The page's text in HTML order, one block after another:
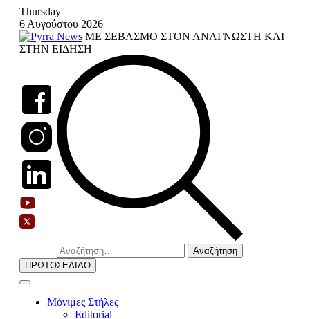
Skip
content
Thursday
6 Αυγούστου 2026
ΜΕ ΣΕΒΑΣΜΟ ΣΤΟΝ ΑΝΑΓΝΩΣΤΗ ΚΑΙ
ΣΤΗΝ ΕΙΔΗΣΗ
Αναζήτηση
για:
ΠΡΩΤΟΣΕΛΙΔΟ
Μόνιμες Στήλες
Editorial